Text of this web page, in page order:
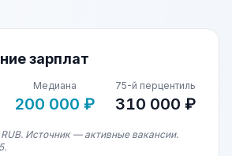
зарплат
Медиана
200 000 ₽
75-й перцентиль
310 000 ₽
Источник — активные вакансии.